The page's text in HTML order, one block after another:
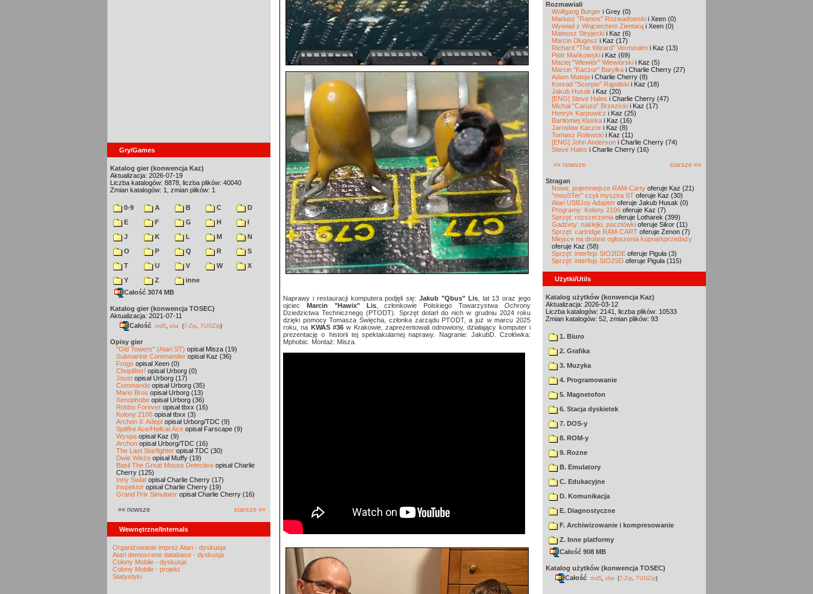
Gry/Games
Katalog gier (konwencja Kaz)
Aktualizacja: 2026-07-19
Liczba katalogów: 8878, liczba plików: 40040
Zmian katalogów: 1, zmian plików: 1
0-9 A B C
D
E
F G H
I
J
K L M
N
O
P Q R
S
T
U V W
X
Y
Z
inne
Całość 3074 MB
Katalog gier (konwencja TOSEC)
Aktualizacja: 2021-07-11
Całość md5 sha (7-Zip TUGZip)
Opisy gier
"Old Towers" (Atari ST) opisał Misza (19)
Submarine Commander opisał Kaz (36)
Frogs opisał Xeen (0)
Choplifter! opisał Urborg (0)
Joust opisał Urborg (17)
Commando opisał Urborg (35)
Mario Bros opisał Urborg (13)
Xenophobe opisał Urborg (36)
Robbo Forever opisał tbxx (16)
Kolony 2106 opisał tbxx (3)
Archon II: Adept opisał Urborg/TDC (9)
Spitfire Ace/Hellcat Ace opisał Farscape (9)
Wyspa opisał Kaz (9)
Archon opisał Urborg/TDC (16)
The Last Starfighter opisał TDC (30)
Dwie Wieże opisał Muffy (19)
Basil The Great Mouse Detective opisał Charlie
Cherry (125)
Inny Świat opisał Charlie Cherry (17)
Inspektor opisał Charlie Cherry (19)
Grand Prix Simulator opisał Charlie Cherry (16)
«« nowsze starsze »»
Wewnętrzne/Internals
Organizowanie imprez Atari - dyskusja
Atari demoscene database - dyskusja
Colony Mobile - dyskusja
Colony Mobile - projekt
Statystyki
Naprawy i restauracji komputera podjęli się: Jakub "Qbus" Lis, lat 13 oraz jego
ojciec Marcin "Hawix" Lis, członkowie Polskiego Towarzystwa Ochrony
Dziedzictwa Technicznego (PTODT). Sprzęt dotarł do nich w grudniu 2024 roku
dzięki pomocy Tomasza Święcha, członka zarządu PTODT, a już w marcu 2025
roku, na KWAS #36w Krakowie, zaprezentowali odnowiony, działający komputer i
prezentację o historii tej spektakularnej naprawy. Nagranie: JakubD. Czołówka:
Mphobic. Montaż: Misza.
Rozmawiali
Wolfgang Burger i Grey (0)
Mariusz "Ramos" Rozwadowski i Xeen (0)
Wywiad z Wojciechem Zientarą i Xeen (0)
Mateusz Stryjecki i Kaz (6)
Marcin Długosz i Kaz (17)
Richard "The Wizard" Vermeulen i Kaz (13)
Piotr Mańkowski i Kaz (69)
Maciej "Wiewiór" Wiewiórski i Kaz (5)
Marcin "Kaczor" Baryłka i Charlie Cherry (27)
Adam Mateja i Charlie Cherry (8)
Konrad "Scorpio" Rąpalski i Kaz (18)
Jakub Husak i Kaz (20)
[ENG] Steve Hales i Charlie Cherry (47)
Michał "Caruso" Brzezicki i Kaz (17)
Henryk Karpowicz i Kaz (25)
Bartłomiej Kluska i Kaz (16)
Jarosław Kaczor i Kaz (8)
Tomasz Rolewski i Kaz (11)
[ENG] John Anderson i Charlie Cherry (74)
Steve Hales i Charlie Cherry (16)
«« nowsze starsze »»
Stragan
Nowe, pojemniejsze RAM-Carty oferuje Kaz (21)
"mouSTer" czyli myszka ST oferuje Kaz (30)
Atari USBJoy Adapter oferuje Jakub Husak (0)
Programy: Kolony 2106 oferuje Kaz (7)
Sprzęt: rozszerzenia oferuje Lotharek (399)
Gadżety: naklejki, pocztówki oferuje Sikor (11)
Sprzęt: cartridge RAM-CART oferuje Zenon (7)
Miejsce na drobne ogłoszenia kupna/sprzedaży
oferuje Kaz (58)
Sprzęt: interfejs SIO2IDE oferuje Piguła (3)
Sprzęt: interfejs SIO2SD oferuje Piguła (115)
Użytki/Utils
Katalog użytków (konwencja Kaz)
Aktualizacja: 2026-03-12
Liczba katalogów: 2141, liczba plików: 10533
Zmian katalogów: 52, zmian plików: 93
1. Biuro
2. Grafika
3. Muzyka
4. Programowanie
5. Magnetofon
6. Stacja dyskietek
7. DOS-y
8. ROM-y
9. Rozne
B. Emulatory
C. Edukacyjne
D. Komunikacja
E. Diagnostyczne
F. Archiwizowanie i kompresowanie
Z. Inne platformy
Całość 908 MB
Katalog użytków (konwencja TOSEC)
Całość md5 sha (7-Zip TUGZip)